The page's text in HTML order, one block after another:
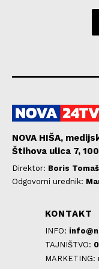
NOVA HIŠA,
Štihova ulica 7,
Direktor: Boris
Odgovorni urednik:
KONTAKT
INFO:
TAJNIŠTVO:
MARKETING: